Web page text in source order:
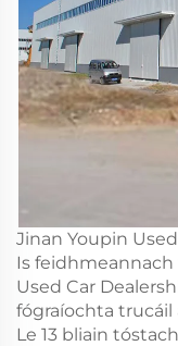
Jinan Youpin
Is
Used Car
fógraíochta
Le 13 bliain